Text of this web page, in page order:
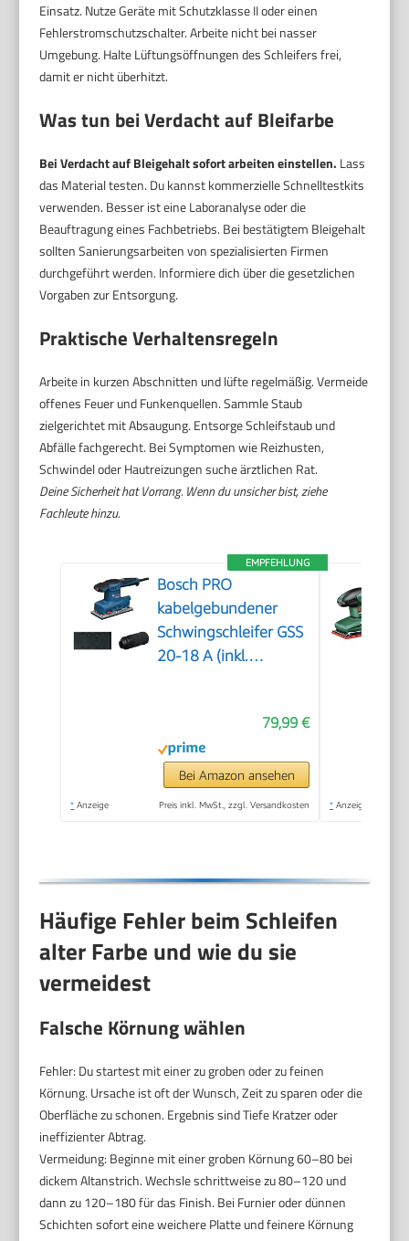
Einsatz. Nutze Geräte mit Schutzklasse II oder einen
Fehlerstromschutzschalter. Arbeite nicht bei nasser
Umgebung. Halte Lüftungsöffnungen des Schleifers frei,
damit er nicht überhitzt.
Was tun bei Verdacht auf Bleifarbe
Bei Verdacht auf Bleigehalt sofort arbeiten einstellen. Lass
das Material testen. Du kannst kommerzielle Schnelltestkits
verwenden. Besser ist eine Laboranalyse oder die
Beauftragung eines Fachbetriebs. Bei bestätigtem Bleigehalt
sollten Sanierungsarbeiten von spezialisierten Firmen
durchgeführt werden. Informiere dich über die gesetzlichen
Vorgaben zur Entsorgung.
Praktische Verhaltensregeln
Arbeite in kurzen Abschnitten und lüfte regelmäßig. Vermeide
offenes Feuer und Funkenquellen. Sammle Staub
zielgerichtet mit Absaugung. Entsorge Schleifstaub und
Abfälle fachgerecht. Bei Symptomen wie Reizhusten,
Schwindel oder Hautreizungen suche ärztlichen Rat.
Deine Sicherheit hat Vorrang. Wenn du unsicher bist, ziehe
Fachleute hinzu.
EMPFEHLUNG
Bosch PRO
kabelgebundener
Schwingschleifer GSS
20-18 A (inkl.
79,99 €
Bei Amazon ansehen
* Anzeige Preis inkl. MwSt., zzgl. Versandkosten * Anzeige
Häufige Fehler beim Schleifen
alter Farbe und wie du sie
vermeidest
Falsche Körnung wählen
Fehler: Du startest mit einer zu groben oder zu feinen
Körnung. Ursache ist oft der Wunsch, Zeit zu sparen oder die
Oberfläche zu schonen. Ergebnis sind Tiefe Kratzer oder
ineffizienter Abtrag.
Vermeidung: Beginne mit einer groben Körnung 60–80 bei
dickem Altanstrich. Wechsle schrittweise zu 80–120 und
dann zu 120–180 für das Finish. Bei Furnier oder dünnen
Schichten sofort eine weichere Platte und feinere Körnung